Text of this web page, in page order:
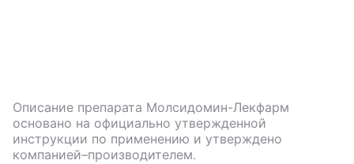
Описание препарата Молсидомин-Лекфарм
основано на официально утвержденной
инструкции по применению и утверждено
компанией–производителем.